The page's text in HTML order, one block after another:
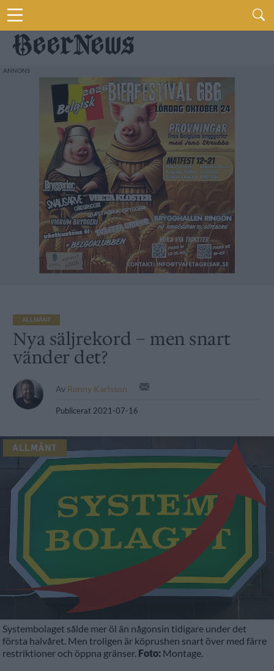
ALLMÄNT
Nya säljrekord – men snart
vänder det?
Av Ronny Karlsson
Publicerat 2021-07-16
ALLMÄNT
Systembolaget sålde mer öl än någonsin tidigare under det
första halvåret. Men troligen är köprushen snart över med färre
restriktioner och öppna gränser. Foto: Montage.